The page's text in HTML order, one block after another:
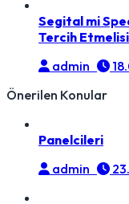
Segital mi
Tercih
admin
Önerilen Konular
Panelcileri
admin